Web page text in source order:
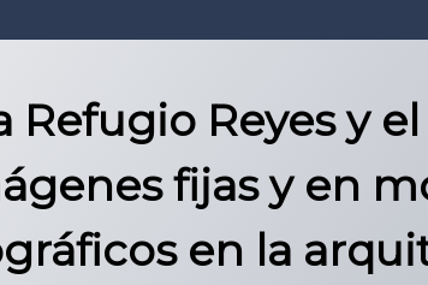
Refugio Reyes y
fijas y en
en la